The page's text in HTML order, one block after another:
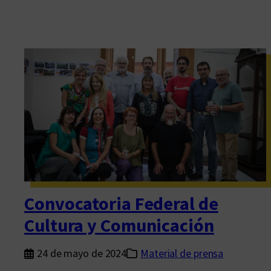
Convocatoria Federal de
Cultura y Comunicación
24 de mayo de 2024 Material de prensa